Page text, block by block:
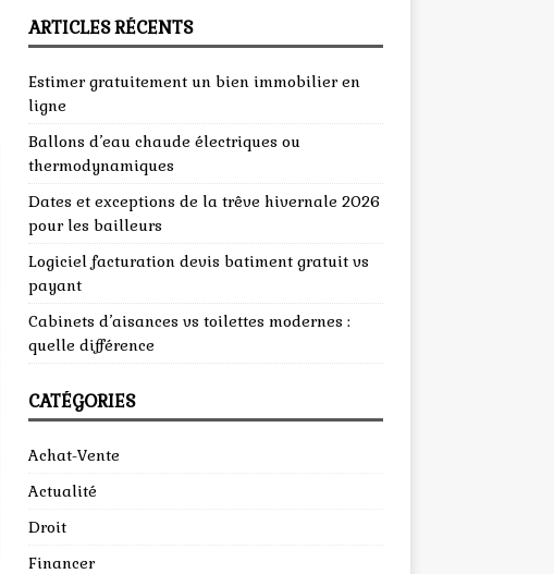
ARTICLES RÉCENTS
Estimer gratuitement un bien immobilier en
ligne
Ballons d’eau chaude électriques ou
thermodynamiques
Dates et exceptions de la trêve hivernale 2026
pour les bailleurs
Logiciel facturation devis batiment gratuit vs
payant
Cabinets d’aisances vs toilettes modernes :
quelle différence
CATÉGORIES
Achat-Vente
Actualité
Droit
Financer